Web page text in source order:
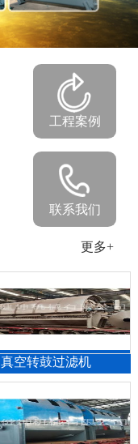
工程案例
联系我们
更多+
真空转鼓过滤机